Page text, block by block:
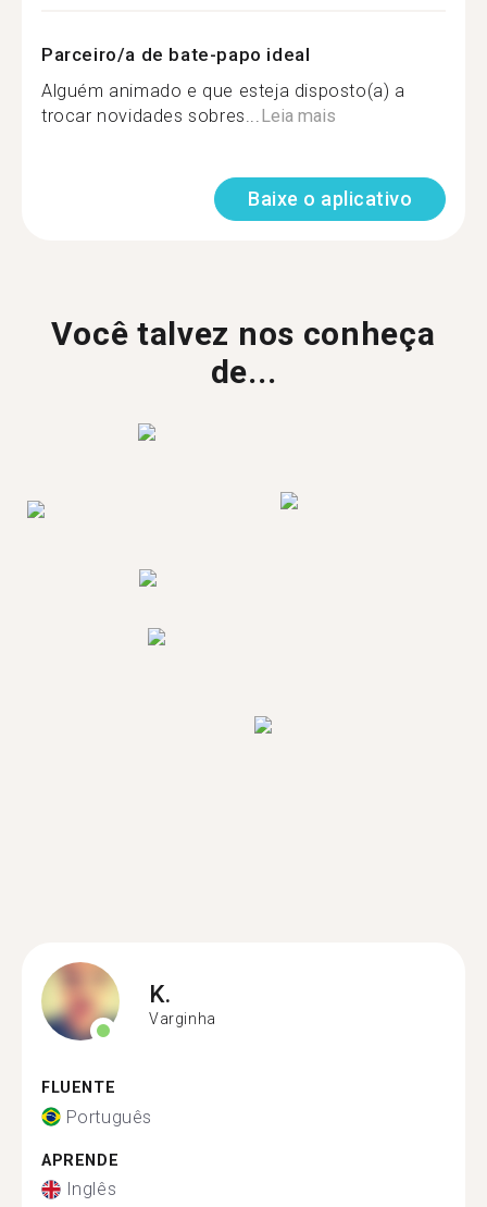
Parceiro/a de bate-papo ideal
Alguém animado e que esteja disposto(a) a
trocar novidades sobres...Leia mais
Baixe o aplicativo
Você talvez nos conheça
de...
K.
Varginha
FLUENTE
Português
APRENDE
Inglês